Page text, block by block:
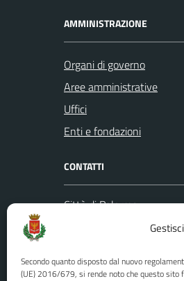
Secondo quanto disposto dal nuovo
(UE) 2016/679, si rende noto che questo sito
AMMINISTRAZIONE
Organi di governo
Aree amministrative
Uffici
Enti e fondazioni
CONTATTI
Città di Palermo
Codice fiscale / P.
U.O. Ufficio Relazioni con